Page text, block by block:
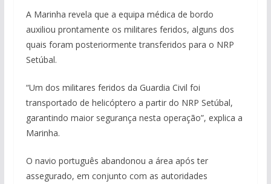
A Marinha revela que a equipa médica de bordo
auxiliou prontamente os militares feridos, alguns dos
quais foram posteriormente transferidos para o NRP
Setúbal.
“Um dos militares feridos da Guardia Civil foi
transportado de helicóptero a partir do NRP Setúbal,
garantindo maior segurança nesta operação”, explica a
Marinha.
O navio português abandonou a área após ter
assegurado, em conjunto com as autoridades